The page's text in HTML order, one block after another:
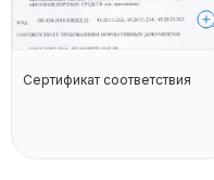
Сертификат соответствия